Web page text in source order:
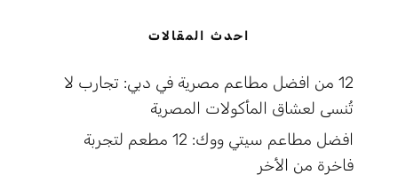
احدث المقالات
12 من افضل مطاعم مصرية في دبي: تجارب لا
تُنسى لعشاق المأكولات المصرية
افضل مطاعم سيتي ووك: 12 مطعم لتجربة
فاخرة من الأخر